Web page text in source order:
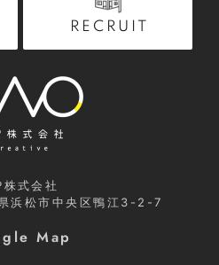
RECRUIT
株式会社
浜松市中央区鴨江3-2-7
Map